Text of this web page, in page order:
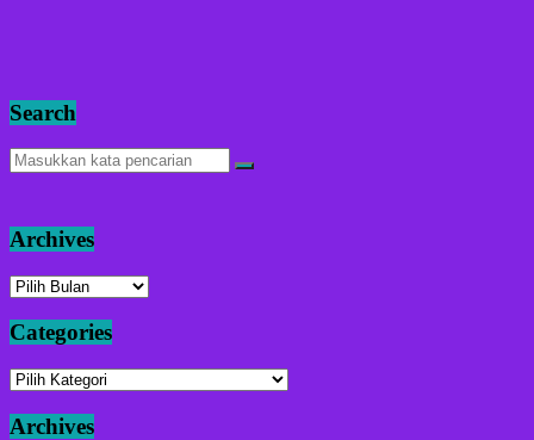
Search
Archives
Archives
Categories
Categories
Archives